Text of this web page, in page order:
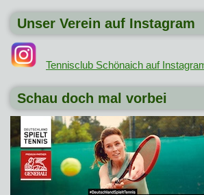
Unser Verein auf Instagram
Tennisclub Schönaich auf
Schau doch mal vorbei